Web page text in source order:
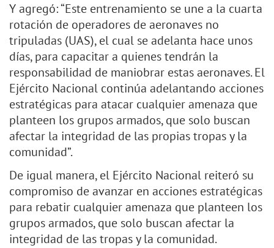
Y agregó: “Este entrenamiento se une a la cuarta
rotación de operadores de aeronaves no
tripuladas (UAS), el cual se adelanta hace unos
días, para capacitar a quienes tendrán la
responsabilidad de maniobrar estas aeronaves. El
Ejército Nacional continúa adelantando acciones
estratégicas para atacar cualquier amenaza que
planteen los grupos armados, que solo buscan
afectar la integridad de las propias tropas y la
comunidad”.
De igual manera, el Ejército Nacional reiteró su
compromiso de avanzar en acciones estratégicas
para rebatir cualquier amenaza que planteen los
grupos armados, que solo buscan afectar la
integridad de las tropas y la comunidad.